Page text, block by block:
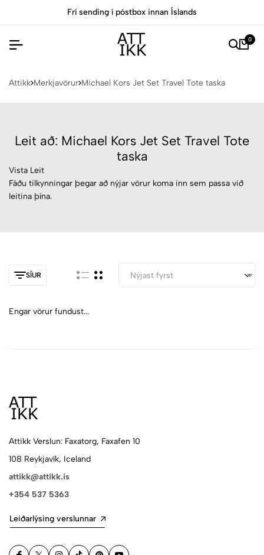
Frí sending í póstbox innan Íslands
0
Attikk Merkjavörur Michael Kors Jet Set Travel Tote taska
Leit að: Michael Kors Jet Set Travel Tote
taska
Vista Leit
Fáðu tilkynningar þegar að nýjar vörur koma inn sem passa við
leitina þína.
SÍUR
Engar vörur fundust...
Attikk Verslun: Faxatorg, Faxafen 10
108 Reykjavík, Iceland
attikk@attikk.is
+354 537 5363
Leiðarlýsing verslunnar